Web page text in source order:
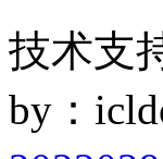
技术支
by：